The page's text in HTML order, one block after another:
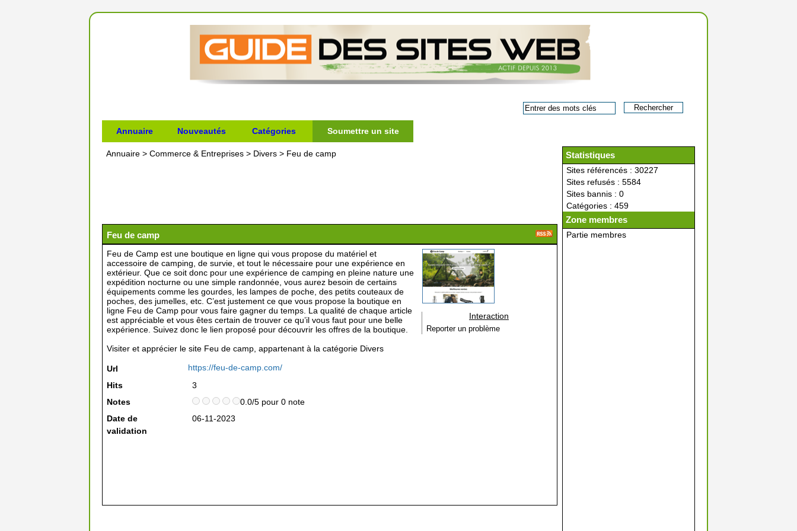
Annuaire Nouveautés Catégories Soumettre un site
Statistiques
Sites référencés : 30227
Sites refusés : 5584
Sites bannis : 0
Catégories : 459
Zone membres
Partie membres
Annuaire > Commerce & Entreprises > Divers > Feu de camp
Feu de camp
Feu de Camp est une boutique en ligne qui vous propose du matériel et
accessoire de camping, de survie, et tout le nécessaire pour une expérience en
extérieur. Que ce soit donc pour une expérience de camping en pleine nature une
expédition nocturne ou une simple randonnée, vous aurez besoin de certains
équipements comme les gourdes, les lampes de poche, des petits couteaux de
poches, des jumelles, etc. C’est justement ce que vous propose la boutique en
ligne Feu de Camp pour vous faire gagner du temps. La qualité de chaque article
est appréciable et vous êtes certain de trouver ce qu’il vous faut pour une belle
expérience. Suivez donc le lien proposé pour découvrir les offres de la boutique.
Visiter et apprécier le site Feu de camp, appartenant à la catégorie Divers
Url
https://feu-de-camp.com/
Hits
3
Notes
0.0/5 pour 0 note
Date de
validation
06-11-2023
Interaction
Reporter un problème